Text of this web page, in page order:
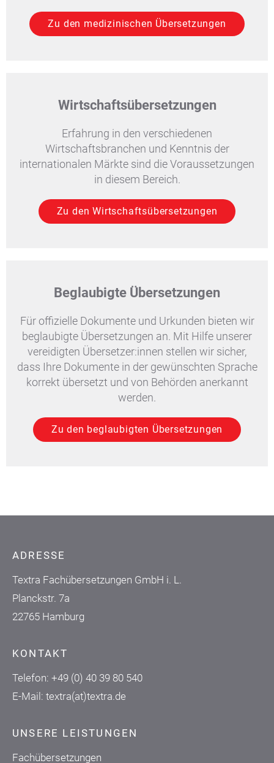
Zu den medizinischen Übersetzungen
Wirtschaftsübersetzungen
Erfahrung in den verschiedenen
Wirtschaftsbranchen und Kenntnis der
internationalen Märkte sind die Voraussetzungen
in diesem Bereich.
Zu den Wirtschaftsübersetzungen
Beglaubigte Übersetzungen
Für offizielle Dokumente und Urkunden bieten wir
beglaubigte Übersetzungen an. Mit Hilfe unserer
vereidigten Übersetzer:innen stellen wir sicher,
dass Ihre Dokumente in der gewünschten Sprache
korrekt übersetzt und von Behörden anerkannt
werden.
Zu den beglaubigten Übersetzungen
ADRESSE
Textra Fachübersetzungen GmbH i. L.
Planckstr. 7a
22765 Hamburg
KONTAKT
Telefon: +49 (0) 40 39 80 540
E-Mail: textra(at)textra.de
UNSERE LEISTUNGEN
Fachübersetzungen